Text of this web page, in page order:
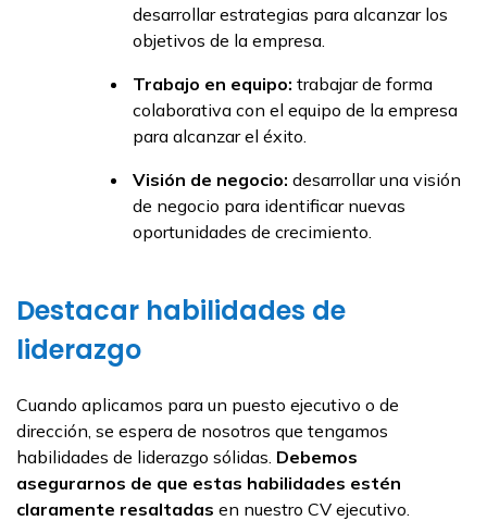
desarrollar estrategias para alcanzar los
objetivos de la empresa.
Trabajo en equipo: trabajar de forma
colaborativa con el equipo de la empresa
para alcanzar el éxito.
Visión de negocio: desarrollar una visión
de negocio para identificar nuevas
oportunidades de crecimiento.
Destacar habilidades de
liderazgo
Cuando aplicamos para un puesto ejecutivo o de
dirección, se espera de nosotros que tengamos
habilidades de liderazgo sólidas. Debemos
asegurarnos de que estas habilidades estén
claramente resaltadas en nuestro CV ejecutivo.